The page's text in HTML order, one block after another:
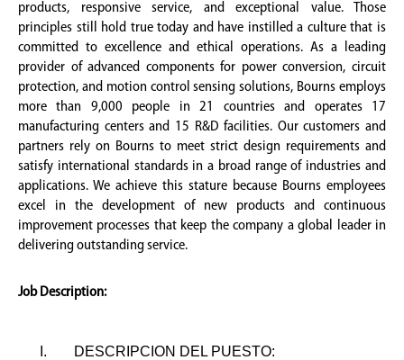
products, responsive service, and exceptional value. Those
principles still hold true today and have instilled a culture that is
committed to excellence and ethical operations. As a leading
provider of advanced components for power conversion, circuit
protection, and motion control sensing solutions, Bourns employs
more than 9,000 people in 21 countries and operates 17
manufacturing centers and 15 R&D facilities. Our customers and
partners rely on Bourns to meet strict design requirements and
satisfy international standards in a broad range of industries and
applications. We achieve this stature because Bourns employees
excel in the development of new products and continuous
improvement processes that keep the company a global leader in
delivering outstanding service.
Job Description:
I.
DESCRIPCION DEL PUESTO: